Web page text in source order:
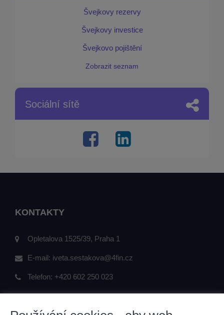
Švejkovy rezervy
Švejkovy investice
Švejkovo pojištění
Zobrazit seznam
Sociální sítě
KONTAKTY
Opletalova 1525/39, Praha 1
E-mail: iveta.sestakova@4fin.cz
Telefon: +420 602 250 023